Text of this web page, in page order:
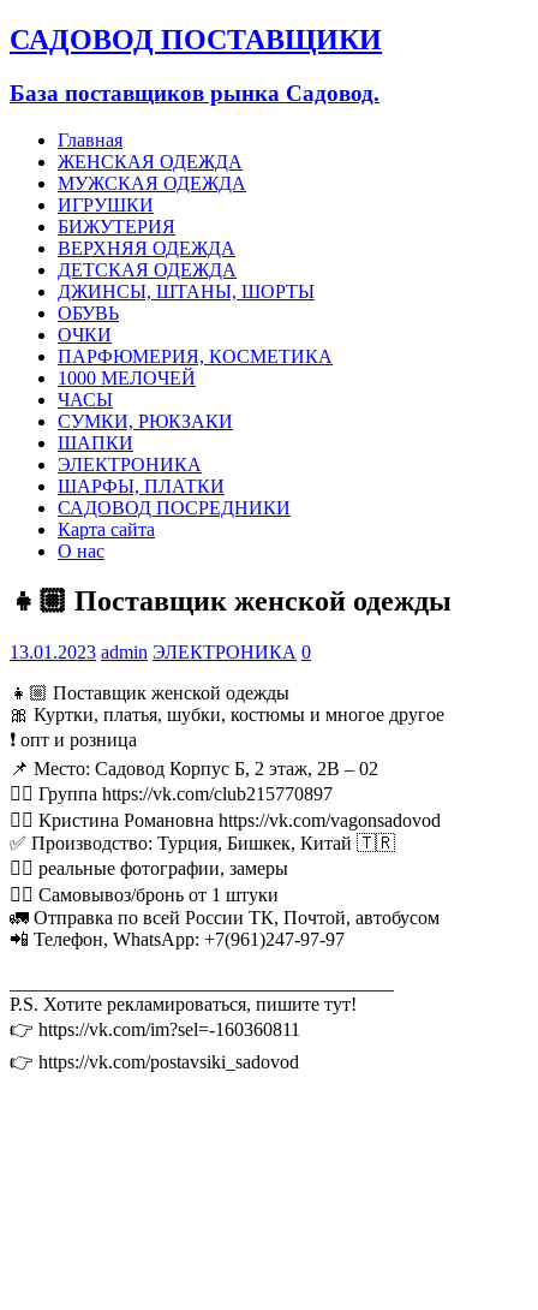
САДОВОД ПОСТАВЩИКИ
База поставщиков рынка Садовод.
Главная
ЖЕНСКАЯ ОДЕЖДА
МУЖСКАЯ ОДЕЖДА
ИГРУШКИ
БИЖУТЕРИЯ
ВЕРХНЯЯ ОДЕЖДА
ДЕТСКАЯ ОДЕЖДА
ДЖИНСЫ, ШТАНЫ, ШОРТЫ
ОБУВЬ
ОЧКИ
ПАРФЮМЕРИЯ, КОСМЕТИКА
1000 МЕЛОЧЕЙ
ЧАСЫ
СУМКИ, РЮКЗАКИ
ШАПКИ
ЭЛЕКТРОНИКА
ШАРФЫ, ПЛАТКИ
САДОВОД ПОСРЕДНИКИ
Карта сайта
О нас
👧🏼 Поставщик женской одежды
13.01.2023 admin ЭЛЕКТРОНИКА 0
👧🏼 Поставщик женской одежды
🎀 Куртки, платья, шубки, костюмы и многое другое
❗ опт и розница
📌 Место: Садовод Корпус Б, 2 этаж, 2В – 02
👉🏼 Группа https://vk.com/club215770897
👉🏼 Кристина Романовна https://vk.com/vagonsadovod
✅ Производство: Турция, Бишкек, Китай 🇹🇷
👌🏻 реальные фотографии, замеры
🚶‍♂ Самовывоз/бронь от 1 штуки
🚛 Отправка по всей России ТК, Почтой, автобусом
📲 Телефон, WhatsApp: +7(961)247-97-97
P.S. Хотите рекламироваться, пишите тут!
👉 https://vk.com/im?sel=-160360811
👉 https://vk.com/postavsiki_sadovod